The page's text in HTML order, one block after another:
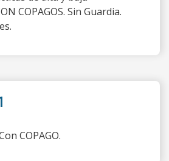
COPAGOS. Sin Guardia.
COPAGO.